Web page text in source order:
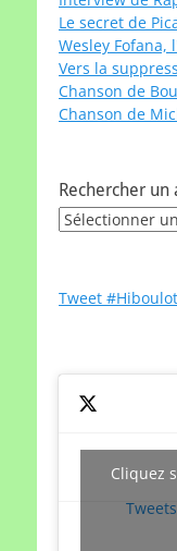
Le secret de
Wesley
Vers la
Chanson de
Chanson de
Rechercher
Rechercher
date
Tweet #Hiboulot
Cliquez